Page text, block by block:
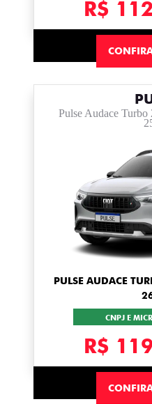
R$
Pulse Audace
PULSE AUDACE
CNPJ E
R$